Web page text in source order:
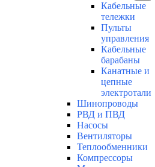
Кабельные
тележки
Пульты
управления
Кабельные
барабаны
Канатные и
цепные
электротали
Шинопроводы
РВД и ПВД
Насосы
Вентиляторы
Теплообменники
Компрессоры